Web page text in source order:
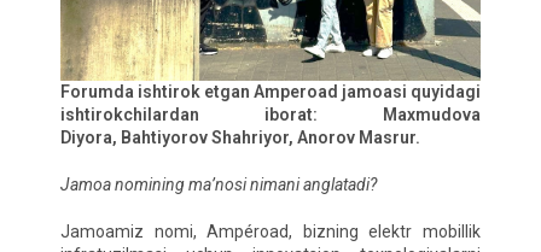
Forumda ishtirok etgan Amperoad jamoasi quyidagi
ishtirokchilardan iborat: Maxmudova
Diyora, Bahtiyorov Shahriyor, Anorov Masrur.
Jamoa nomining ma’nosi nimani anglatadi?
Jamoamiz nomi, Ampéroad, bizning elektr mobillik